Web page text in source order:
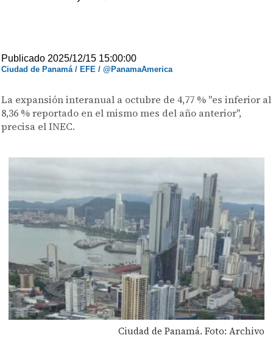
Publicado 2025/12/15 15:00:00
Ciudad de Panamá / EFE / @PanamaAmerica
La expansión interanual a octubre de 4,77 % "es inferior al
8,36 % reportado en el mismo mes del año anterior",
precisa el INEC.
Ciudad de Panamá. Foto: Archivo